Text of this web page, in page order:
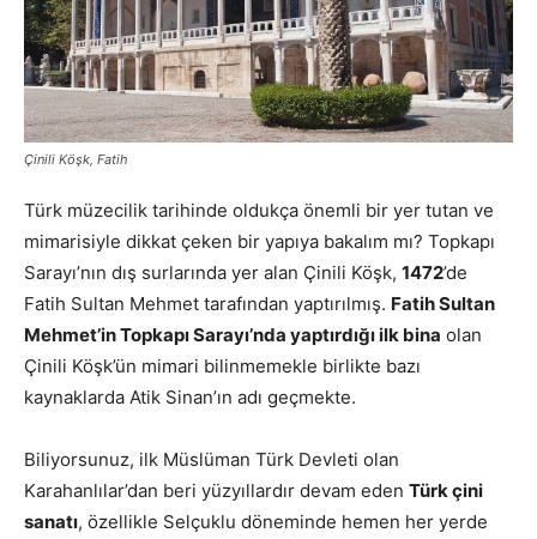
Çinili Köşk, Fatih
Türk müzecilik tarihinde oldukça önemli bir yer tutan ve
mimarisiyle dikkat çeken bir yapıya bakalım mı? Topkapı
Sarayı’nın dış surlarında yer alan Çinili Köşk, 1472’de
Fatih Sultan Mehmet tarafından yaptırılmış. Fatih Sultan
Mehmet’in Topkapı Sarayı’nda yaptırdığı ilk bina olan
Çinili Köşk’ün mimari bilinmemekle birlikte bazı
kaynaklarda Atik Sinan’ın adı geçmekte.
Biliyorsunuz, ilk Müslüman Türk Devleti olan
Karahanlılar’dan beri yüzyıllardır devam eden Türk çini
sanatı, özellikle Selçuklu döneminde hemen her yerde